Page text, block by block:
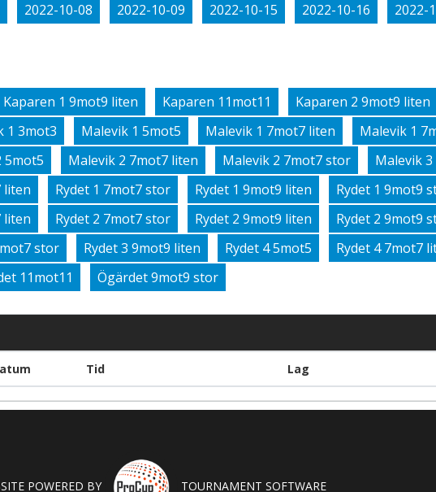
2022-10-08 2022-10-09 2022-10-15 2022-10-16
2022-
Kaparen 1 9mot9 liten Kaparen 11mot11
Kaparen 2 9mot9 liten
1 3mot3 Malevik 1 5mot5 Malevik 1 7mot7 liten
Malevik 1
5mot5 Malevik 2 7mot7 liten Malevik 2 7mot7 stor
Malevik
liten Rydet 1 7mot7 stor Rydet 1 9mot9 liten
Rydet 1 9mot9
liten Rydet 2 7mot7 stor Rydet 2 9mot9 liten
Rydet 2 9mot9
stor Rydet 3 9mot9 liten Rydet 4 5mot5
Rydet 4 7mot7
11mot11 Ögärdet 9mot9 stor
Tid Lag
POWERED BY TOURNAMENT SOFTWARE